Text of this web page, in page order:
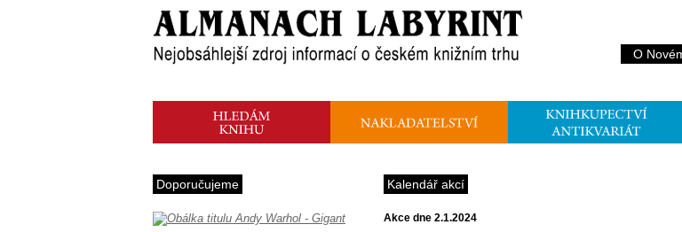
O
Kalendář akcí
Akce dne 2.1.2024
Doporučujeme